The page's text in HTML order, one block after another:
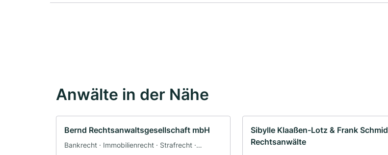
Anwälte in der Nähe
Bernd Rechtsanwaltsgesellschaft mbH
Bankrecht · Immobilienrecht · Strafrecht ·
Sibylle Klaaßen-Lotz & Frank Schmid
Rechtsanwälte